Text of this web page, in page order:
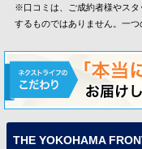
※口コミは、ご成約者様やスタ
するものではありません。一つ
THE YOKOHAMA